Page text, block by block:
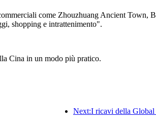
come Zhouzhuang Ancient Town,
shopping e intrattenimento".
Cina in un modo più pratico.